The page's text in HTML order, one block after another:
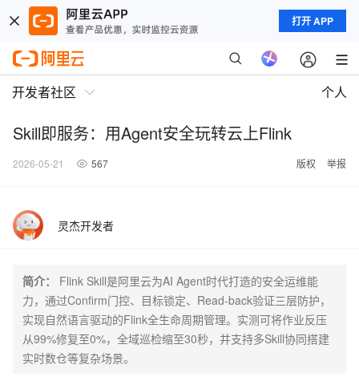
打开 APP
开发者社区 个人
Skill即服务：用Agent安全玩转云上Flink
2026-05-21 567 版权 举报
灵杰开发者
简介：
Flink Skill是阿里云为AI Agent时代打造的安全运维能
力，通过Confirm门控、目标锁定、Read-back验证三层防护，
实现自然语言驱动的Flink全生命周期管理。实测可将作业反压
从99%修复至0%，全域巡检缩至30秒，并支持多Skill协同搭建
实时数仓等复杂场景。